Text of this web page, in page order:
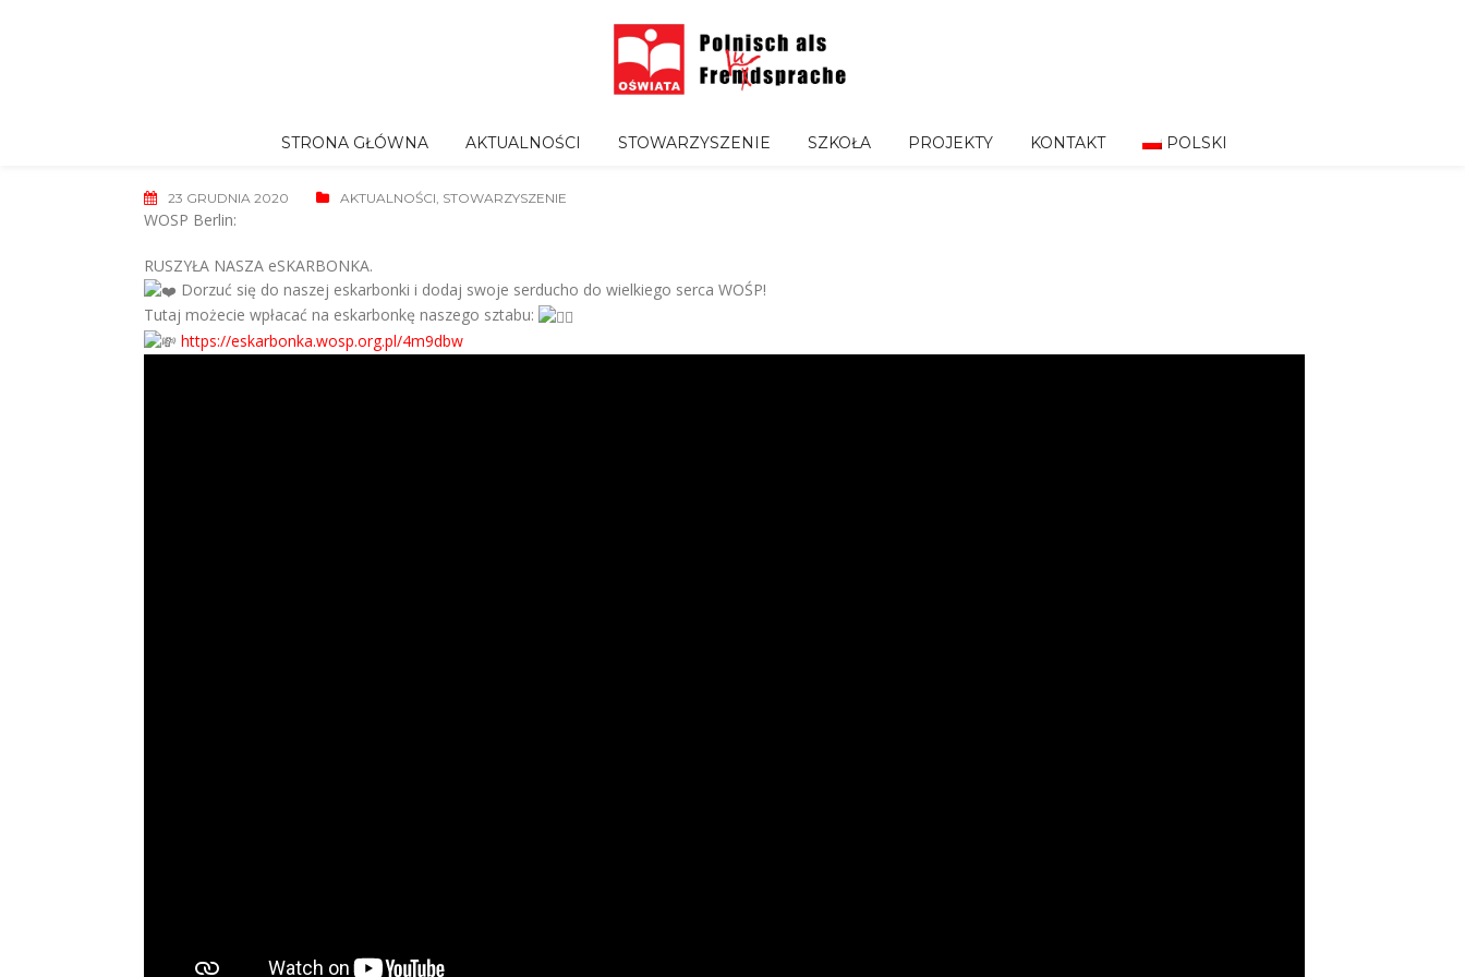
STRONA GŁÓWNA AKTUALNOŚCI STOWARZYSZENIE SZKOŁA PROJEKTY KONTAKT POLSKI
23 GRUDNIA 2020 AKTUALNOŚCI, STOWARZYSZENIE
WOSP Berlin:
RUSZYŁA NASZA eSKARBONKA.
Dorzuć się do naszej eskarbonki i dodaj swoje serducho do wielkiego serca WOŚP!
Tutaj możecie wpłacać na eskarbonkę naszego sztabu:
https://eskarbonka.wosp.org.pl/4m9dbw